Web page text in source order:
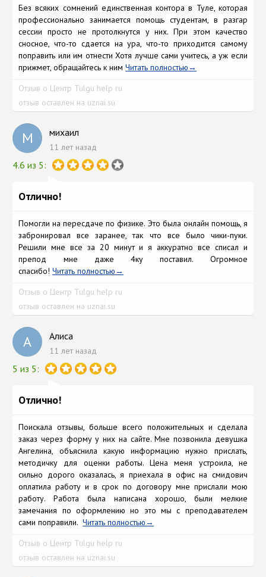
Без всяких сомнений единственная контора в Туле, которая
профессионально занимается помощь студентам, в разгар
сессии просто не протолкнутся у них. При этом качество
сносное, что-то сдается на ура, что-то приходится самому
поправить или им отнести Хотя лучше сами учитесь, а уж если
прижмет, обращайтесь к нимЧитать полностью
Отзыв о Центр Tulgu help ru
отзыв оставлен на uznai.su
М михаил
11 лет назад
4.6 из 5:
Отлично!
Помогли на пересдаче по физике. Это была онлайн помощь, я
забронировал все заранее, так что все было чики-пуки.
Решили мне все за 20 минут и я аккуратно все списал и
препод мне даже 4ку поставил. Огромное
спасибо!Читать полностью
Отзыв о Центр Tulgu help ru
отзыв оставлен на uznai.su
А Алиса
11 лет назад
5 из 5:
Отлично!
Поискала отзывы, больше всего положительных и сделала
заказ через форму у них на сайте. Мне позвонила девушка
Ангелина, объяснила какую информацию нужно прислать,
методичку для оценки работы. Цена меня устроила, не
сильно дорого оказалась, я приехала в офис на смидович
оплатила работу и в срок по договору мне прислали мою
работу. Работа была написана хорошо, были мелкие
замечания по оформлению но это мы с преподавателем
сами поправили.Читать полностью
Отзыв о Центр Tulgu help ru
отзыв оставлен на uznai.su